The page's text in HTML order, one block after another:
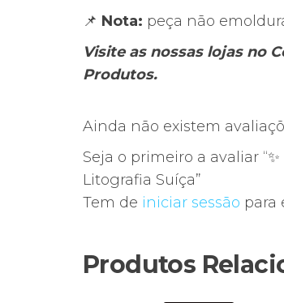
📌 Nota: peça não
Visite as nossas lojas no
Produtos.
Ainda não existem
Seja o primeiro a avaliar
Litografia Suíça”
Tem de iniciar sessão para
Produtos